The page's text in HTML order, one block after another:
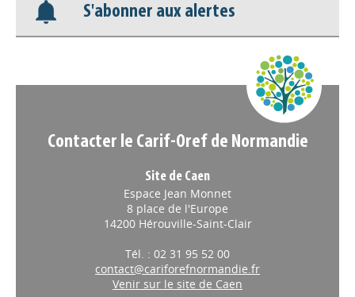
Nos veilles Scoop.it
S'abonner aux alertes
Contacter le Carif-Oref de Normandie
Site de Caen
Espace Jean Monnet
8 place de l'Europe
14200 Hérouville-Saint-Clair
Tél. : 02 31 95 52 00
contact@cariforefnormandie.fr
Venir sur le site de Caen